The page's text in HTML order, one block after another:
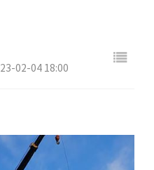
23-02-04 18:00